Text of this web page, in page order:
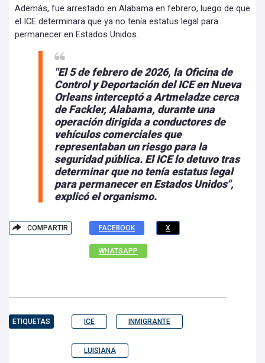
Además, fue arrestado en Alabama en febrero, luego de que
el ICE determinara que ya no tenía estatus legal para
permanecer en Estados Unidos.
"El 5 de febrero de 2026, la Oficina de
Control y Deportación del ICE en Nueva
Orleans interceptó a Artmeladze cerca
de Fackler, Alabama, durante una
operación dirigida a conductores de
vehículos comerciales que
representaban un riesgo para la
seguridad pública. El ICE lo detuvo tras
determinar que no tenía estatus legal
para permanecer en Estados Unidos",
explicó el organismo.
COMPARTIR FACEBOOK X
WHATSAPP
ETIQUETAS ICE INMIGRANTE
LUISIANA